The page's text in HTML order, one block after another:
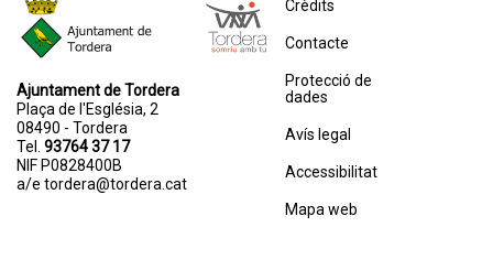
Ajuntament de Tordera
Plaça de l'Església, 2
08490 - Tordera
Tel. 93764 37 17
NIF P0828400B
a/e tordera@tordera.cat
Crèdits
Contacte
Protecció de
dades
Avís legal
Accessibilitat
Mapa web